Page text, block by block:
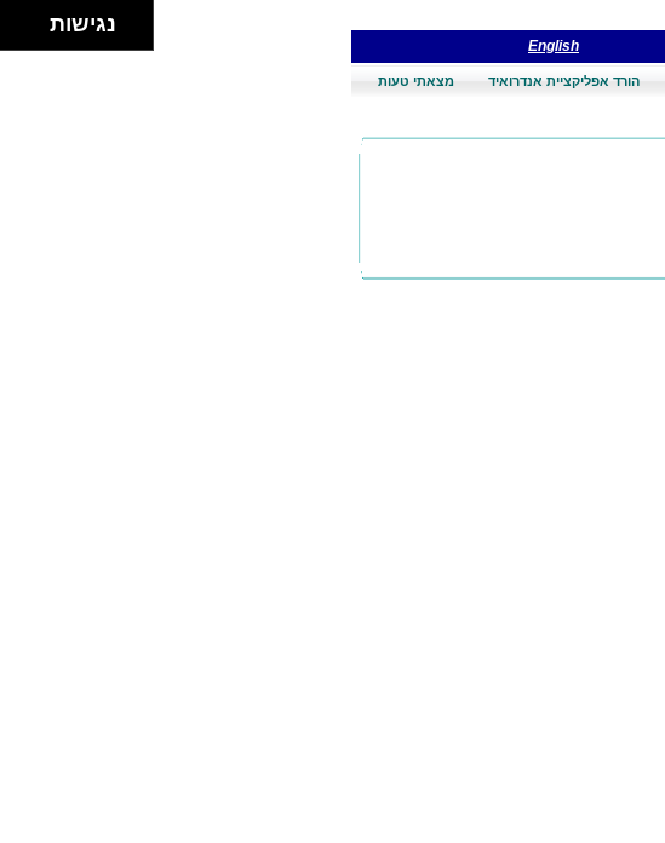
English
הורד אפליקציית אנדרואיד מצאתי טעות
נגישות